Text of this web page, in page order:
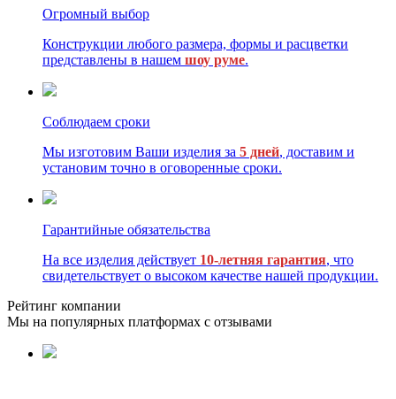
Огромный выбор
Конструкции любого размера, формы и расцветки
представлены в нашем шоу руме.
Соблюдаем сроки
Мы изготовим Ваши изделия за 5 дней, доставим и
установим точно в оговоренные сроки.
Гарантийные обязательства
На все изделия действует 10-летняя гарантия, что
свидетельствует о высоком качестве нашей продукции.
Рейтинг компании
Мы на популярных платформах с отзывами